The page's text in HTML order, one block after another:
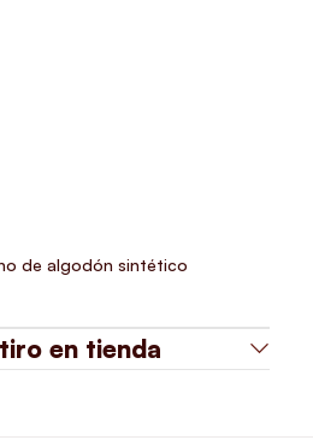
de algodón sintético
en tienda